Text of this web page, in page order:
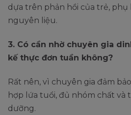
dựa trên phản hồi của trẻ,
nguyên liệu.
3. Có cần nhờ chuyên gia
kế thực đơn tuần không?
Rất nên, vì chuyên gia đảm
hợp lứa tuổi, đủ nhóm chất và
dưỡng.